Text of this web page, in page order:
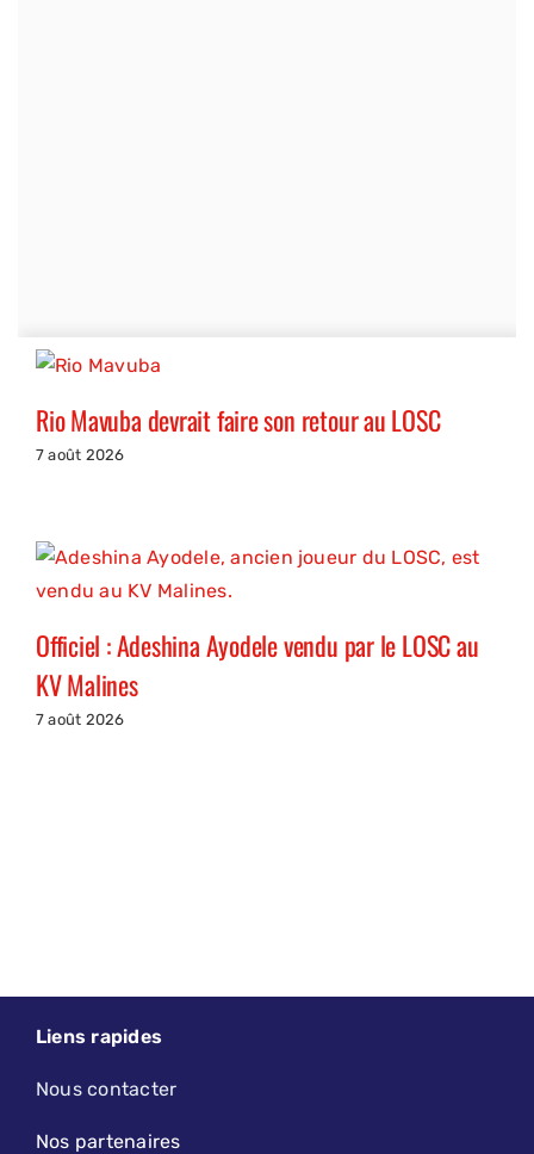
Rio Mavuba devrait faire son retour au LOSC
7 août 2026
Officiel : Adeshina Ayodele vendu par le LOSC au
KV Malines
7 août 2026
Liens rapides
Nous contacter
Nos partenaires